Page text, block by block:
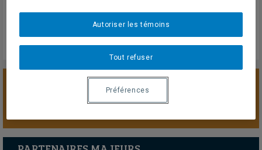
Lien externe
SOUTENIR LA CHAIRE
Tout refuser
Autoriser les témoins
Préférences